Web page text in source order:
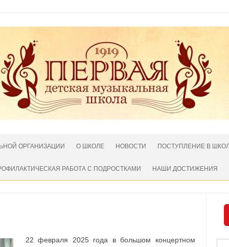
ОРГАНИЗАЦИИ О ШКОЛЕ НОВОСТИ ПОСТУПЛЕНИЕ В
РАБОТА С ПОДРОСТКАМИ НАШИ ДОСТИЖЕНИЯ
22 февраля 2025 года в большом концертном